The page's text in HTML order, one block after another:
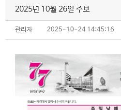
2025년 10월 26일 주보
관리자 2025-10-24 14:45:16